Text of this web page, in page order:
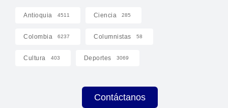
Antioquia 4511 Ciencia 285
Colombia 6237 Columnistas 58
Cultura 403 Deportes 3069
Contáctanos